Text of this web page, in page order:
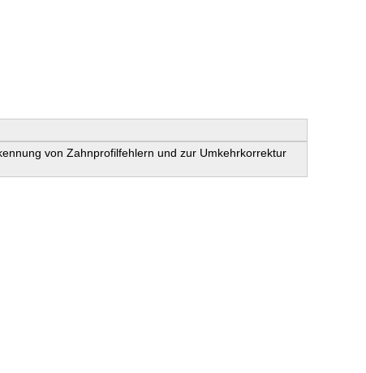
von Zahnprofilfehlern und zur Umkehrkorrektur